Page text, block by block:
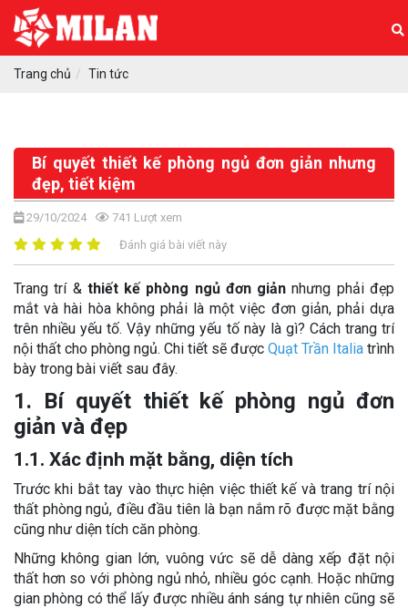
Trang chủ Tin tức
Bí quyết thiết kế phòng ngủ đơn giản nhưng
đẹp, tiết kiệm
29/10/2024 741 Lượt xem
Đánh giá bài viết này
Trang trí & thiết kế phòng ngủ đơn giản nhưng phải đẹp
mắt và hài hòa không phải là một việc đơn giản, phải dựa
trên nhiều yếu tố. Vậy những yếu tố này là gì? Cách trang trí
nội thất cho phòng ngủ. Chi tiết sẽ được Quạt Trần Italia trình
bày trong bài viết sau đây.
1. Bí quyết thiết kế phòng ngủ đơn
giản và đẹp
1.1. Xác định mặt bằng, diện tích
Trước khi bắt tay vào thực hiện việc thiết kế và trang trí nội
thất phòng ngủ, điều đầu tiên là bạn nắm rõ được mặt bằng
cũng như diện tích căn phòng.
Những không gian lớn, vuông vức sẽ dễ dàng xếp đặt nội
thất hơn so với phòng ngủ nhỏ, nhiều góc cạnh. Hoặc những
gian phòng có thể lấy được nhiều ánh sáng tự nhiên cũng sẽ